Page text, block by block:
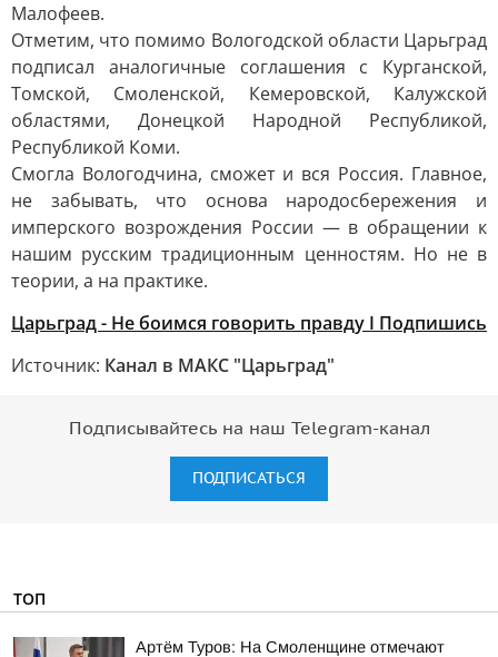
Малофеев.
Отметим, что помимо Вологодской области Царьград
подписал аналогичные соглашения с Курганской,
Томской, Смоленской, Кемеровской, Калужской
областями, Донецкой Народной Республикой,
Республикой Коми.
Смогла Вологодчина, сможет и вся Россия. Главное,
не забывать, что основа народосбережения и
имперского возрождения России — в обращении к
нашим русским традиционным ценностям. Но не в
теории, а на практике.
Царьград - Не боимся говорить правду I Подпишись
Источник: Канал в МАКС "Царьград"
Подписывайтесь на наш Telegram-канал
ПОДПИСАТЬСЯ
ТОП
Артём Туров: На Смоленщине отмечают